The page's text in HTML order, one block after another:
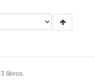
3 libros.